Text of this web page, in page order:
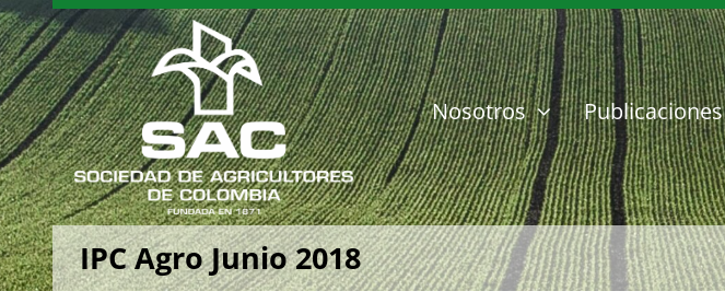
Saltar
al
contenido
Nosotros Publicaciones
IPC Agro Junio 2018